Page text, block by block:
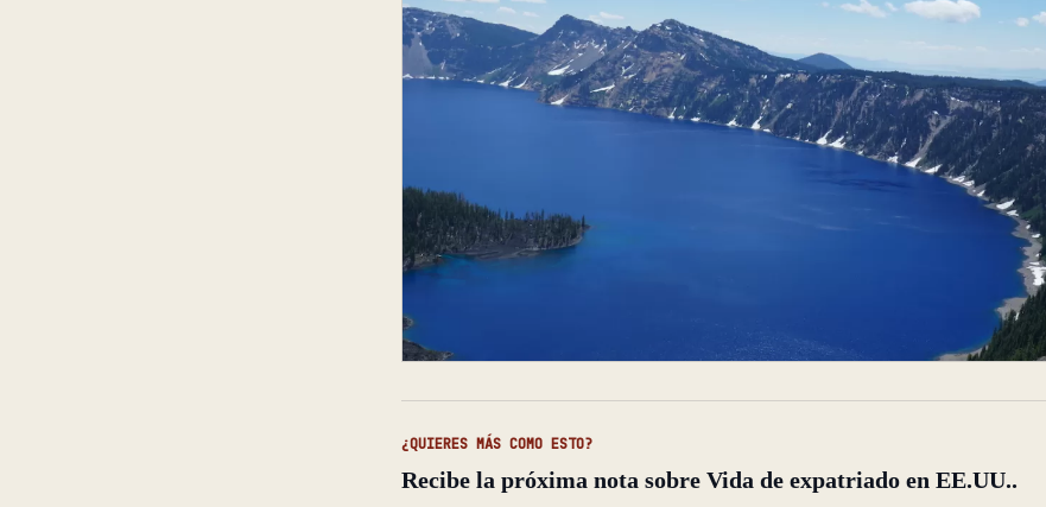
¿QUIERES MÁS COMO ESTO?
Recibe la próxima nota sobre Vida de expatriado en EE.UU..